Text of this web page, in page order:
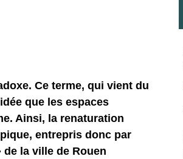
Ce terme, qui vient du
que les espaces
Ainsi, la renaturation
entrepris donc par
de la ville de Rouen